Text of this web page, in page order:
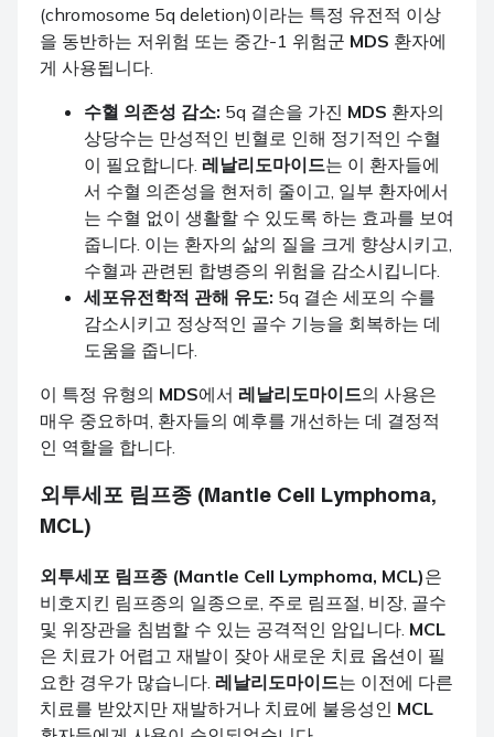
(chromosome 5q deletion)이라는 특정 유전적 이상
을 동반하는 저위험 또는 중간-1 위험군 MDS 환자에
게 사용됩니다.
수혈 의존성 감소: 5q 결손을 가진 MDS 환자의
상당수는 만성적인 빈혈로 인해 정기적인 수혈
이 필요합니다. 레날리도마이드는 이 환자들에
서 수혈 의존성을 현저히 줄이고, 일부 환자에서
는 수혈 없이 생활할 수 있도록 하는 효과를 보여
줍니다. 이는 환자의 삶의 질을 크게 향상시키고,
수혈과 관련된 합병증의 위험을 감소시킵니다.
세포유전학적 관해 유도: 5q 결손 세포의 수를
감소시키고 정상적인 골수 기능을 회복하는 데
도움을 줍니다.
이 특정 유형의 MDS에서 레날리도마이드의 사용은
매우 중요하며, 환자들의 예후를 개선하는 데 결정적
인 역할을 합니다.
외투세포 림프종 (Mantle Cell Lymphoma,
MCL)
외투세포 림프종 (Mantle Cell Lymphoma, MCL)은
비호지킨 림프종의 일종으로, 주로 림프절, 비장, 골수
및 위장관을 침범할 수 있는 공격적인 암입니다. MCL
은 치료가 어렵고 재발이 잦아 새로운 치료 옵션이 필
요한 경우가 많습니다. 레날리도마이드는 이전에 다른
치료를 받았지만 재발하거나 치료에 불응성인 MCL